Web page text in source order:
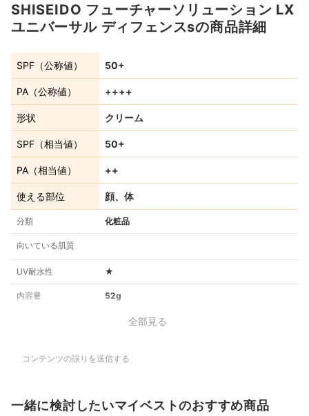
SHISEIDO フューチャーソリューション LX
ユニバーサル ディフェンスsの商品詳細
SPF（公称値） 50+
PA（公称値） ++++
形状 クリーム
SPF（相当値） 50+
PA（相当値） ++
使える部位 顔、体
分類 化粧品
向いている肌質
UV耐水性 ★
内容量 52g
全部見る
コンテンツの誤りを送信する
一緒に検討したいマイベストのおすすめ商品